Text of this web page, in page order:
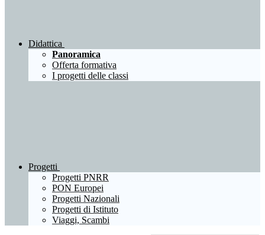
Didattica
Panoramica
Offerta formativa
I progetti delle classi
Progetti
Progetti PNRR
PON Europei
Progetti Nazionali
Progetti di Istituto
Viaggi, Scambi